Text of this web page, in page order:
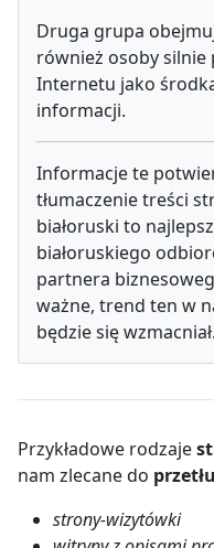
Druga grupa
również osoby silnie
Internetu jako
informacji.
Informacje te
tłumaczenie treści
białoruski to
białoruskiego
partnera
ważne, trend ten w
będzie się wzmacniał.
Przykładowe rodzaje
nam zlecane do
strony-wizytówki